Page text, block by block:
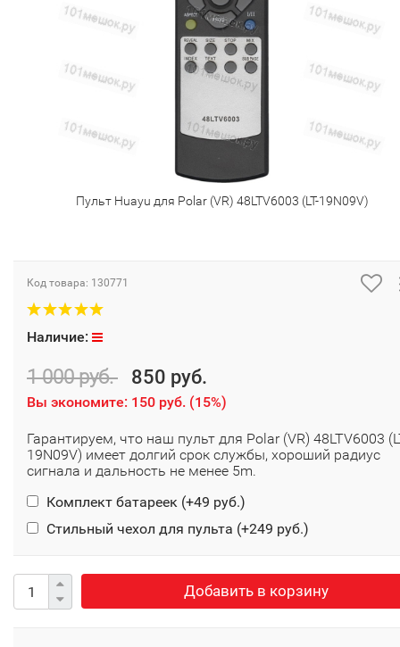
Пульт Huayu для Polar (VR) 48LTV6003 (LT-19N09V)
Код товара: 130771
Наличие:
1 000 руб. 850 руб.
Вы экономите: 150 руб. (15%)
Гарантируем, что наш пульт для Polar (VR) 48LTV6003
19N09V) имеет долгий срок службы, хороший радиус
сигнала и дальность не менее 5m.
Комплект батареек (+49 руб.)
Стильный чехол для пульта (+249 руб.)
Добавить в корзину